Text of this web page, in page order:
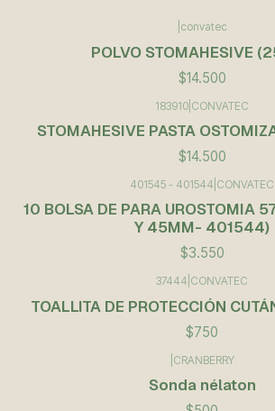
convatec
POLVO STOMAHESIVE
$14.500
183910 CONVATEC
STOMAHESIVE PASTA
$14.500
401545 - 401544 CONVATEC
10 BOLSA DE PARA UROSTOMIA
Y 45MM- 401544)
$3.550
37444 CONVATEC
TOALLITA DE PROTECCIÓN
$750
CRANBERRY
Sonda nélaton